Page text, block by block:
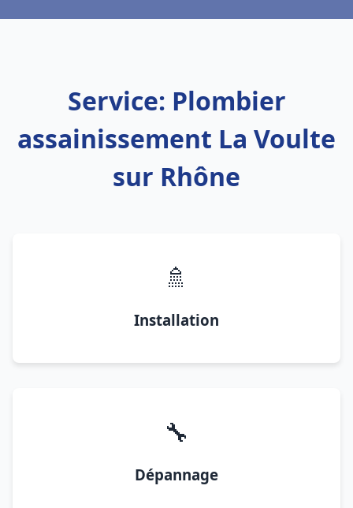
Service: Plombier
assainissement La Voulte
sur Rhône
🚿
Installation
🔧
Dépannage